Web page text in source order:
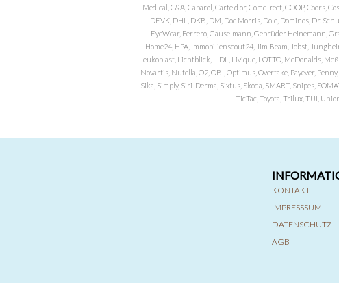
Medical, C&A, Caparol, Carte d or, Comdirect, COOP,
DEVK, DHL, DKB, DM, Doc Morris, Dole, Dominos, Dr.
EyeWear, Ferrero, Gauselmann, Gebrüder Heinemann,
Home24, HPA, Immobilienscout24, Jim Beam, Jobst,
Leukoplast, Lichtblick, LIDL, Livique, LOTTO, McDonalds,
Novartis, Nutella, O2, OBI, Optimus, Overtake, Payever,
Sika, Simply, Siri-Derma, Sixtus, Skoda, SMART, Snipes,
TicTac, Toyota, Trilux, TUI,
KONTAKT
IMPRESSSUM
DATENSCHUTZ
AGB